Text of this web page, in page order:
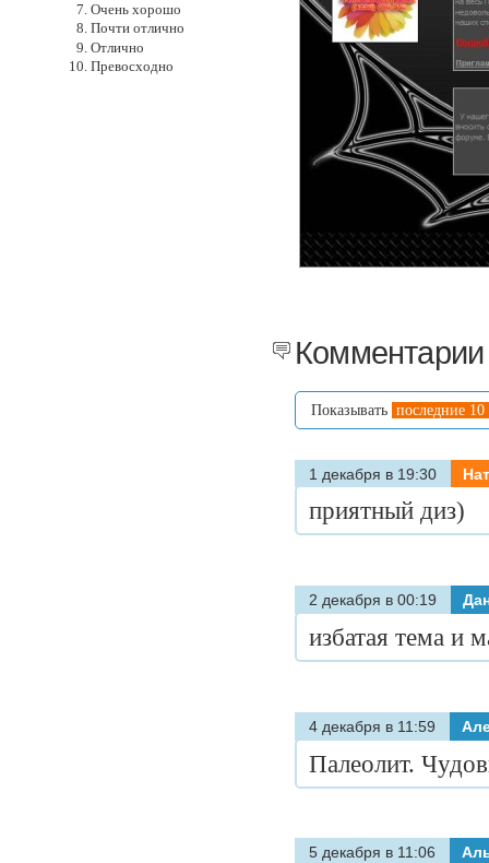
Очень хорошо
Почти отлично
Отлично
Превосходно
Показывать последние 10
1 декабря в 19:30
приятный диз)
2 декабря в 00:19
избатая тема и
4 декабря в 11:59
Палеолит.
5 декабря в 11:06